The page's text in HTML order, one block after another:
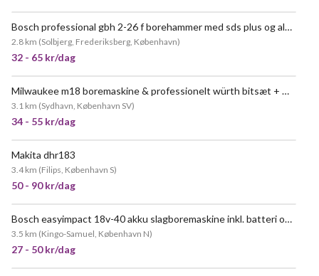
MEGET POPULÆR Bosch professional gbh 2-26 f borehammer med sds plus og alm patron
2.8 km (Solbjerg, Frederiksberg, København)
32 - 65 kr/dag
Milwaukee m18 boremaskine & professionelt würth bitsæt + møbelsamler sæt:
3.1 km (Sydhavn, København SV)
34 - 55 kr/dag
Makita dhr183
3.4 km (Filips, København S)
50 - 90 kr/dag
Bosch easyimpact 18v-40 akku slagboremaskine inkl. batteri og lader
3.5 km (Kingo-Samuel, København N)
27 - 50 kr/dag